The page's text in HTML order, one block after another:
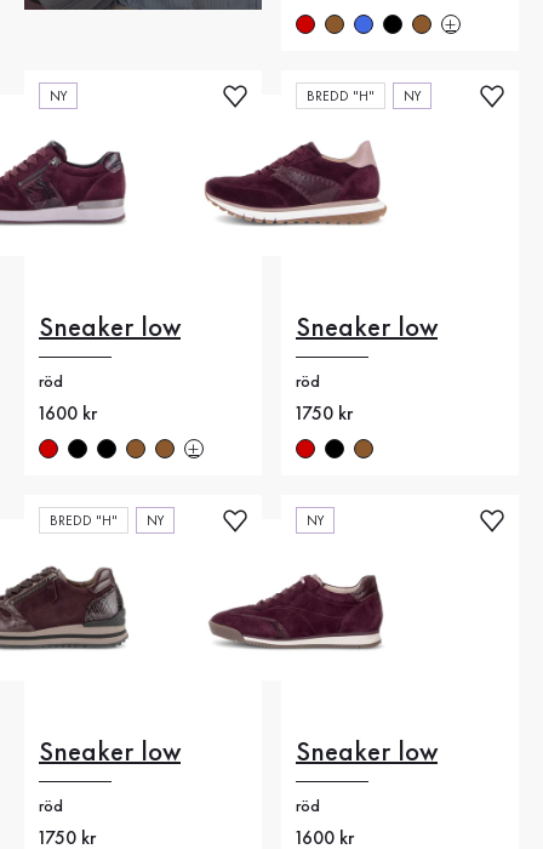
NY
Sneaker low
röd
Nytt pris
1600 kr
BREDD "H" NY
Sneaker low
röd
Nytt pris
1750 kr
BREDD "H" NY
Sneaker low
röd
Nytt pris
1750 kr
NY
Sneaker low
röd
Nytt pris
1600 kr